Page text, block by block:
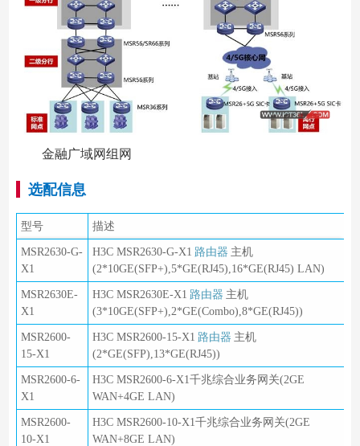
金融广域网组网
选配信息
型号 描述
MSR2630-G-
X1
H3C MSR2630-G-X1 路由器 主机
(2*10GE(SFP+),5*GE(RJ45),16*GE(RJ45) LAN)
MSR2630E-
X1
H3C MSR2630E-X1 路由器 主机
(3*10GE(SFP+),2*GE(Combo),8*GE(RJ45))
MSR2600-
15-X1
H3C MSR2600-15-X1 路由器 主机
(2*GE(SFP),13*GE(RJ45))
MSR2600-6-
X1
H3C MSR2600-6-X1千兆综合业务网关(2GE
WAN+4GE LAN)
MSR2600-
10-X1
H3C MSR2600-10-X1千兆综合业务网关(2GE
WAN+8GE LAN)